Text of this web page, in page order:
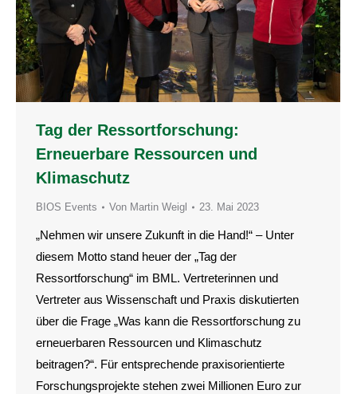
Tag der Ressortforschung:
Erneuerbare Ressourcen und
Klimaschutz
BIOS Events Von Martin Weigl 23. Mai 2023
„Nehmen wir unsere Zukunft in die Hand!“ – Unter
diesem Motto stand heuer der „Tag der
Ressortforschung“ im BML. Vertreterinnen und
Vertreter aus Wissenschaft und Praxis diskutierten
über die Frage „Was kann die Ressortforschung zu
erneuerbaren Ressourcen und Klimaschutz
beitragen?“. Für entsprechende praxisorientierte
Forschungsprojekte stehen zwei Millionen Euro zur